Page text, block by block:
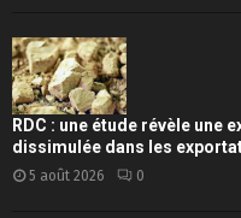
RDC : une étude révèle une
dissimulée dans les
5 août 2026 0